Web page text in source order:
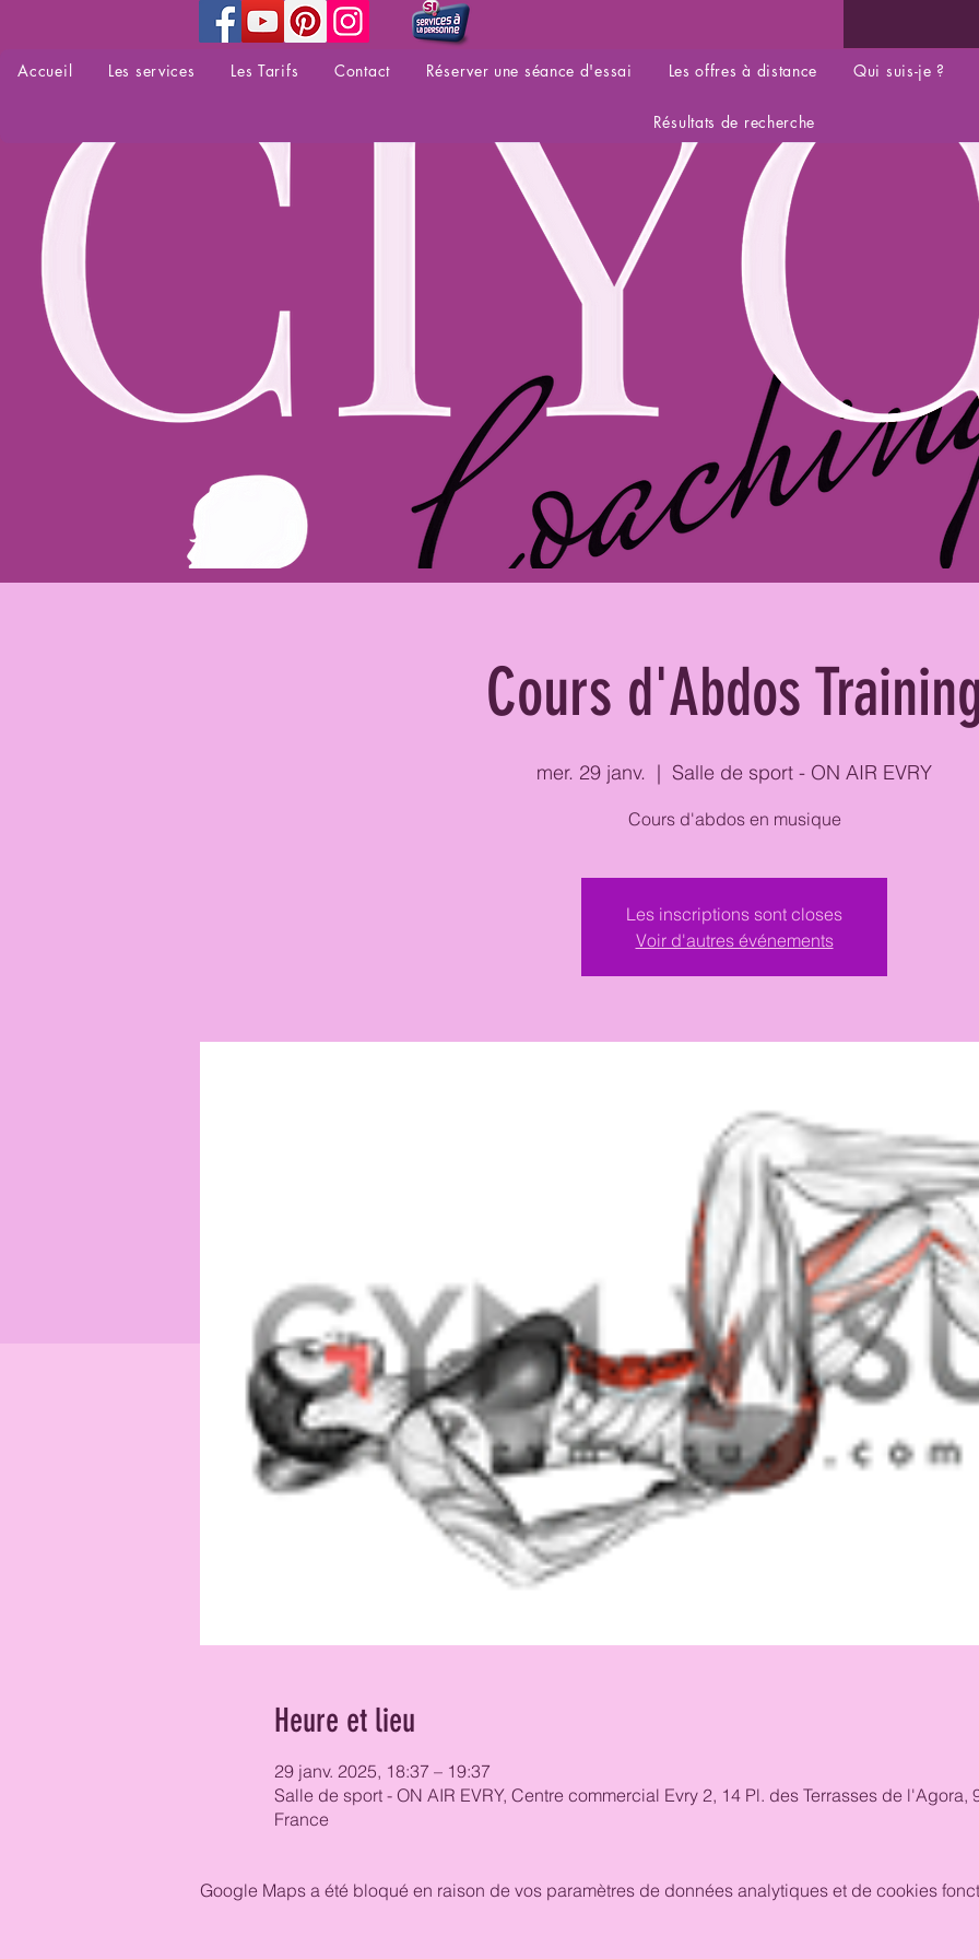
Accueil Les services Les Tarifs Contact Réserver une séance d'essai Les offres à distance Qui suis-je ?
Résultats de recherche
Cours d'Abdos
mer. 29 janv.
  |
Salle de sport - ON AIR EVRY
Cours d'abdos en musique
Les inscriptions sont closes
Voir d'autres événements
Heure et lieu
29 janv. 2025, 18:37 – 19:37
Salle de sport - ON AIR EVRY, Centre commercial Evry 2, 14 Pl. des Terrasses de l'Agora,
France
Google Maps a été bloqué en raison de vos paramètres de données analytiques et de cookies